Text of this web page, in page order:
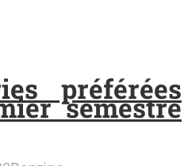
préférées
semestre